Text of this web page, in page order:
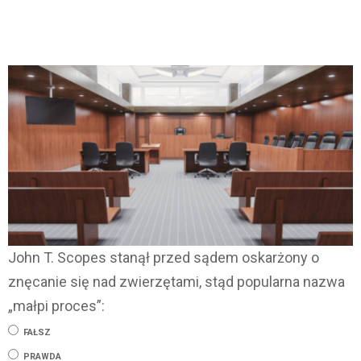
John T. Scopes stanął przed sądem oskarżony o
znęcanie się nad zwierzętami, stąd popularna nazwa
„małpi proces”:
FAŁSZ
PRAWDA